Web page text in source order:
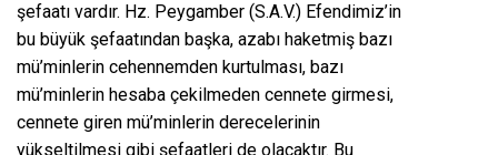
şefaatı vardır. Hz. Peygamber (S.A.V.) Efendimiz’in
bu büyük şefaatından başka, azabı haketmiş bazı
mü’minlerin cehennemden kurtulması, bazı
mü’minlerin hesaba çekilmeden cennete girmesi,
cennete giren mü’minlerin derecelerinin
yükseltilmesi gibi şefaatleri de olacaktır. Bu